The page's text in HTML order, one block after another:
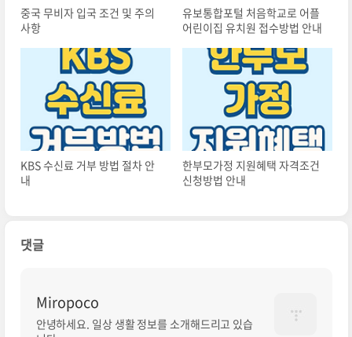
중국 무비자 입국 조건 및 주의
사항
유보통합포털 처음학교로 어플
어린이집 유치원 접수방법 안내
KBS 수신료 거부 방법 절차 안
내
한부모가정 지원혜택 자격조건
신청방법 안내
댓글
Miropoco
안녕하세요. 일상 생활 정보를 소개해드리고 있습